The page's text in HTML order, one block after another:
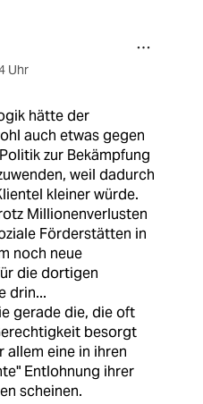
Uhr
hätte der
auch etwas gegen
zur Bekämpfung
weil dadurch
kleiner würde.
Millionenverlusten
Förderstätten in
noch neue
die dortigen
drin...
gerade die, die oft
besorgt
allem eine in ihren
Entlohnung ihrer
scheinen.